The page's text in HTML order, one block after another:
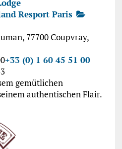
Resport Paris
77700 Coupvray,
+33 (0) 1 60 45 51 00
gemütlichen
authentischen Flair.